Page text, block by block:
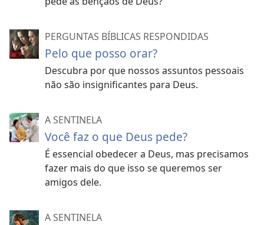
PERGUNTAS BÍBLICAS RESPONDIDAS
Pelo que posso orar?
Descubra por que nossos assuntos pessoais
não são insignificantes para Deus.
A SENTINELA
Você faz o que Deus pede?
É essencial obedecer a Deus, mas precisamos
fazer mais do que isso se queremos ser
amigos dele.
A SENTINELA